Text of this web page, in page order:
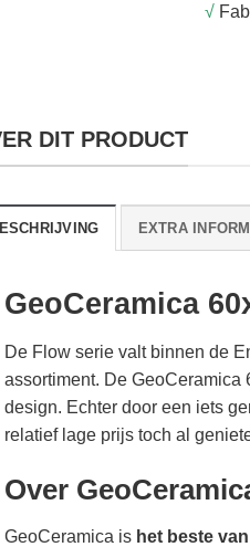
√
DIT PRODUCT
EXTRA
GeoCeramica
De Flow serie valt binnen de
assortiment. De
design. Echter door een iets
relatief lage prijs toch al
Over
GeoCeramica is het beste